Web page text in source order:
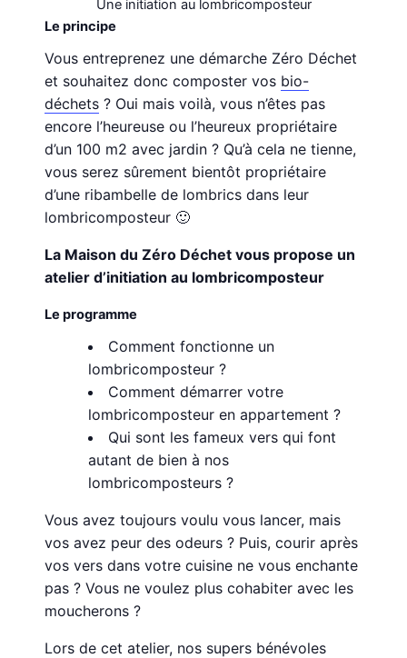
Une initiation au lombricomposteur
Le principe
Vous entreprenez une démarche Zéro Déchet
et souhaitez donc composter vos bio-
déchets ? Oui mais voilà, vous n’êtes pas
encore l’heureuse ou l’heureux propriétaire
d’un 100 m2 avec jardin ? Qu’à cela ne tienne,
vous serez sûrement bientôt propriétaire
d’une ribambelle de lombrics dans leur
lombricomposteur 🙂
La Maison du Zéro Déchet vous propose un
atelier d’initiation au lombricomposteur
Le programme
Comment fonctionne un
lombricomposteur ?
Comment démarrer votre
lombricomposteur en appartement ?
Qui sont les fameux vers qui font
autant de bien à nos
lombricomposteurs ?
Vous avez toujours voulu vous lancer, mais
vos avez peur des odeurs ? Puis, courir après
vos vers dans votre cuisine ne vous enchante
pas ? Vous ne voulez plus cohabiter avec les
moucherons ?
Lors de cet atelier, nos supers bénévoles